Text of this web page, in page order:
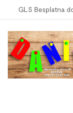
GLS Besplatna